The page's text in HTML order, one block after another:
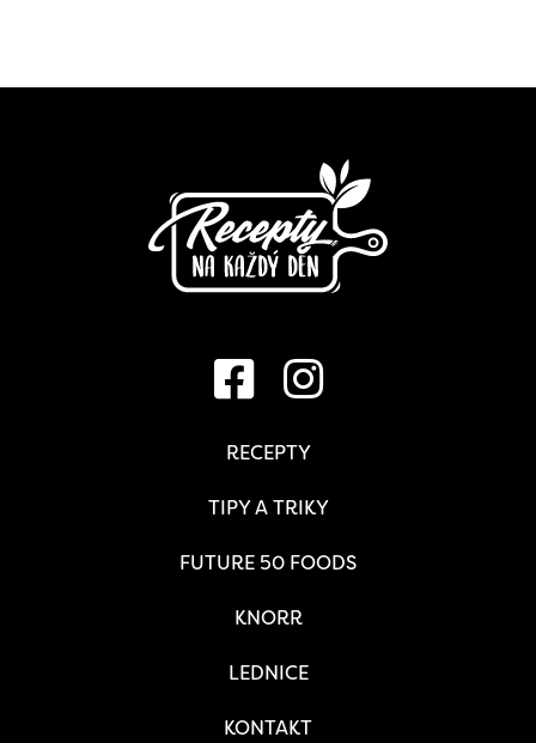
RECEPTY
TIPY A TRIKY
FUTURE 50 FOODS
KNORR
LEDNICE
KONTAKT